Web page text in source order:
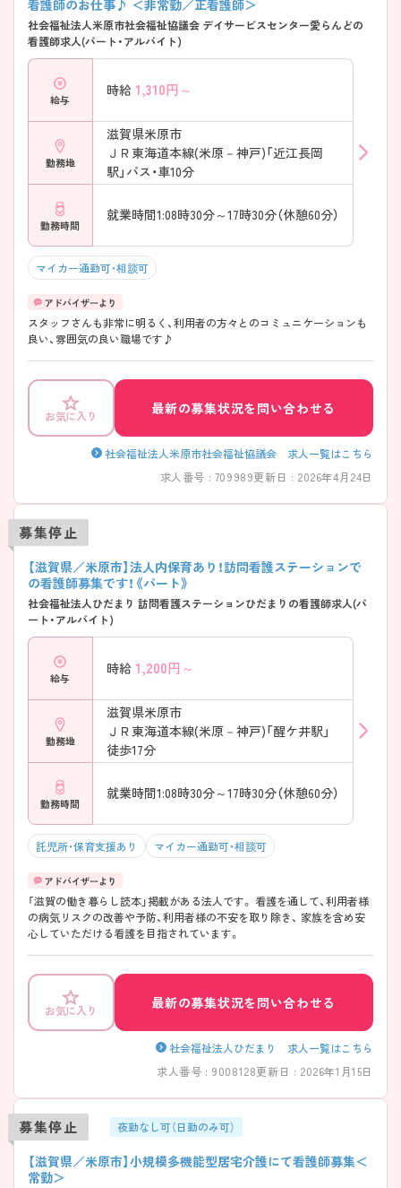
看護師のお仕事♪ ＜非常勤／正看護師＞
社会福祉法人米原市社会福祉協議会 デイサービスセンター愛らんどの
看護師求人(パート・アルバイト)
給与
時給 1,310円～
勤務地
滋賀県米原市
ＪＲ東海道本線(米原－神戸)「近江長岡
駅」バス・車10分
勤務時間
就業時間1:08時30分～17時30分（休憩60分）
マイカー通勤可・相談可
スタッフさんも非常に明るく、利用者の方々とのコミュニケーションも
良い、雰囲気の良い職場です♪
お気に入り 最新の募集状況を問い合わせる
社会福祉法人米原市社会福祉協議会 求人一覧はこちら
求人番号 : 709989更新日 : 2026年4月24日
募集停止
【滋賀県／米原市】法人内保育あり！訪問看護ステーションで
の看護師募集です！《パート》
社会福祉法人ひだまり 訪問看護ステーションひだまりの看護師求人(パ
ート・アルバイト)
給与
時給 1,200円～
勤務地
滋賀県米原市
ＪＲ東海道本線(米原－神戸)「醒ケ井駅」
徒歩17分
勤務時間
就業時間1:08時30分～17時30分（休憩60分）
託児所・保育支援あり マイカー通勤可・相談可
「滋賀の働き暮らし読本」掲載がある法人です。 看護を通して、利用者様
の病気リスクの改善や予防、利用者様の不安を取り除き、 家族を含め安
心していただける看護を目指されています。
お気に入り 最新の募集状況を問い合わせる
社会福祉法人ひだまり 求人一覧はこちら
求人番号 : 9008128更新日 : 2026年1月15日
募集停止 夜勤なし可（日勤のみ可）
【滋賀県／米原市】小規模多機能型居宅介護にて看護師募集＜
常勤＞